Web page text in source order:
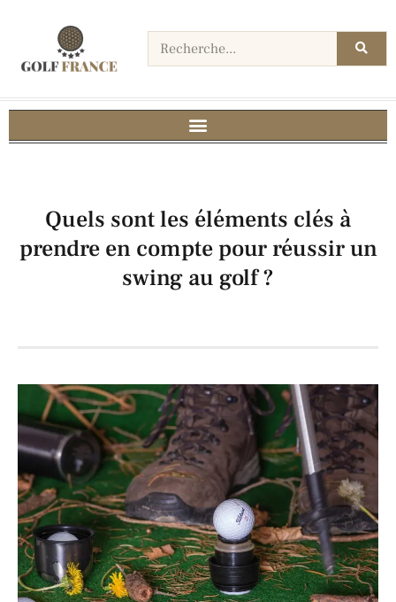
Quels sont les éléments clés à
prendre en compte pour réussir un
swing au golf ?